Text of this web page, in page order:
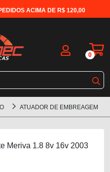
ACIMA DE R$ 120,00
0
ATUADOR DE EMBREAGEM
Meriva 1.8 8v 16v 2003